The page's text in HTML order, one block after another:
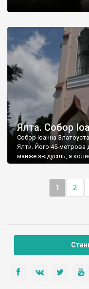
Ялта. Собор
Собор Іоанна
Ялти. Його 45-метрова
майже звідусіль, а
1 2